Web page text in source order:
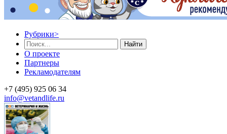
Рубрики>
Найти
О проекте
Партнеры
Рекламодателям
+7 (495) 925 06 34
info@vetandlife.ru